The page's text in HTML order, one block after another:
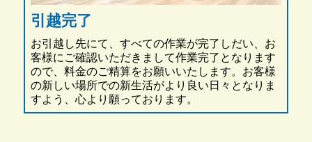
引越完了
お引越し先にて、すべての作業が完了しだい、お
客様にご確認いただきまして作業完了となります
ので、料金のご精算をお願いいたします。お客様
の新しい場所での新生活がより良い日々となりま
すよう、心より願っております。